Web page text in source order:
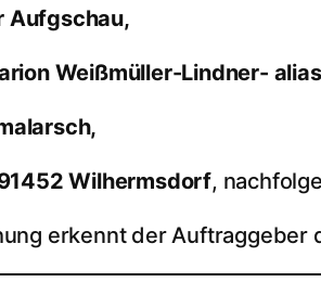
Aufgschau,
Weißmüller-Lindner- alias
Wilhermsdorf,
erkennt der Auftraggeber